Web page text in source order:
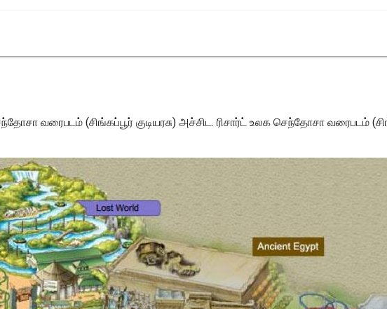
வரைபடம் (சிங்கப்பூர் குடியரசு) அச்சிட. ரிசார்ட் உலக செந்தோசா வரைபடம்